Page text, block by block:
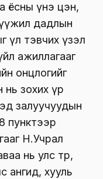
ёсны үнэ цэн,
дадлын
үл тэвчих үзэл
ажиллагааг
онцлогийг
нь зохих үр
залуучуудын
пунктээр
Н.Учрал
нь улс төр,
ангид, хууль